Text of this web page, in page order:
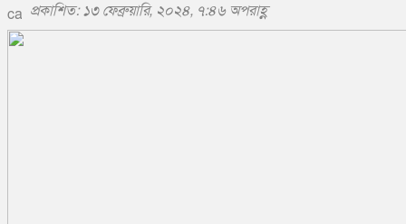
প্রকাশিত: ১৩ ফেব্রুয়ারি, ২০২৪, ৭:৪৬ অপরাহ্ণ